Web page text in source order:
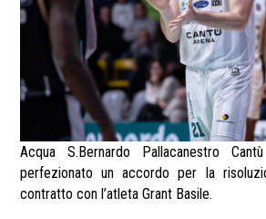
Acqua S.Bernardo Pallacanestro
perfezionato un accordo per la
contratto con l’atleta Grant Basile.